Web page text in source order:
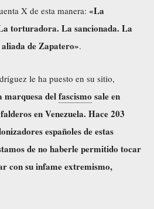
X de esta manera: «La
torturadora. La sancionada. La
de Zapatero».
le ha puesto en su sitio,
marquesa delfascismo sale en
en Venezuela. Hace 203
españoles de estas
de no haberle permitido tocar
con su infame extremismo,